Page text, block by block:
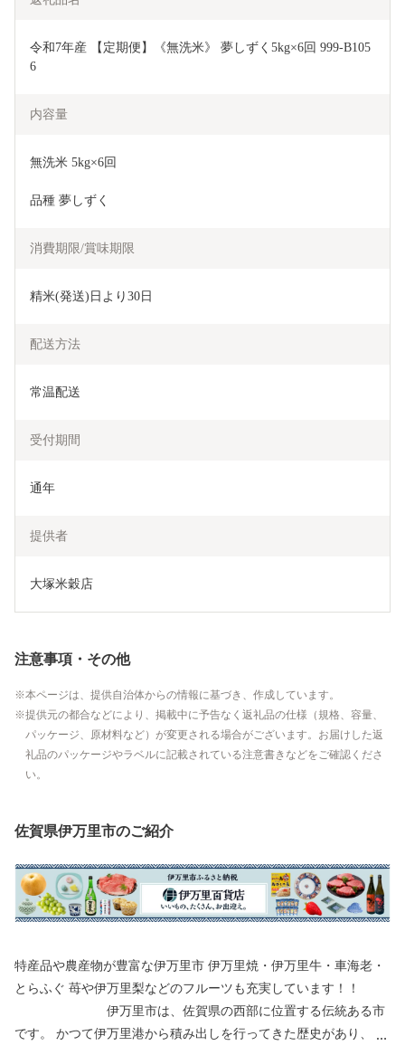
令和7年産 【定期便】《無洗米》 夢しずく5kg×6回 999-B105
6
内容量
無洗米 5kg×6回
品種 夢しずく
消費期限/賞味期限
精米(発送)日より30日
配送方法
常温配送
受付期間
通年
提供者
大塚米穀店
注意事項・その他
本ページは、提供自治体からの情報に基づき、作成しています。
提供元の都合などにより、掲載中に予告なく返礼品の仕様（規格、容量、
パッケージ、原材料など）が変更される場合がございます。お届けした返
礼品のパッケージやラベルに記載されている注意書きなどをご確認くださ
い。
佐賀県伊万里市のご紹介
特産品や農産物が豊富な伊万里市 伊万里焼・伊万里牛・車海老・
とらふぐ 苺や伊万里梨などのフルーツも充実しています！！
です。 かつて伊万里港から積み出しを行ってきた歴史があり、伊